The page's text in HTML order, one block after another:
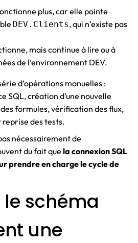
plus, car elle pointe
DEV.Clients, qui n’existe pas
mais continue à lire ou à
de l’environnement DEV.
d’opérations manuelles :
SQL, création d’une nouvelle
formules, vérification des flux,
des tests.
nécessairement de
du fait que la connexion SQL
prendre en charge le cycle de
schéma
une